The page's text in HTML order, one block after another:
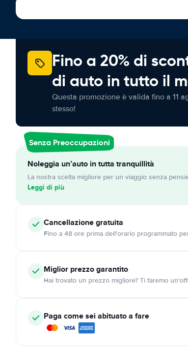
Fino a 20% di
di auto in tutto il
Questa promozione è valida fino a 11
stesso!
Senza Preoccupazioni
Noleggia un’auto in tutta tranquillità
La nostra scelta migliore per un viaggio senza
Leggi di più
Cancellazionegratuita
Fino a 48 ore prima dell'orario programmato
Miglior prezzo garantito
Hai trovato un prezzo migliore? Ti faremo
Paga come sei abituato a fare